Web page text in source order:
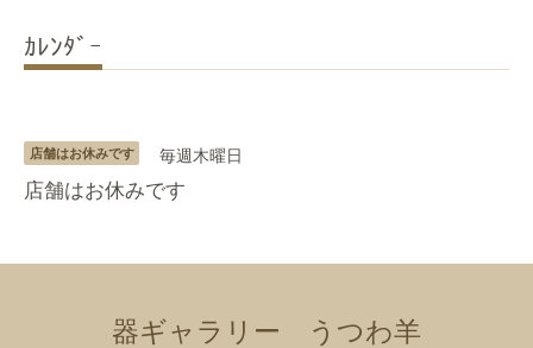
ｶﾚﾝﾀﾞｰ
店舗はお休みです 毎週木曜日
店舗はお休みです
器ギャラリー うつわ羊